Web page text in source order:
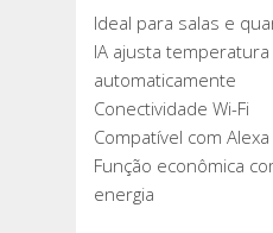
Ideal para salas e
IA ajusta
automaticamente
Conectividade Wi-Fi
Compatível com Alexa
Função econômica
energia